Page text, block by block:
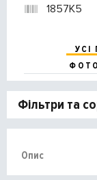
1857K5
УСІ
Фільтри та
Опис